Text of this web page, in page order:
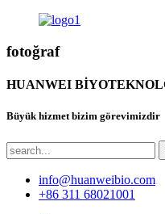
fotoğraf
HUANWEI
Büyük hizmet bizim görevimizdir
info@huanweibio.com
+86 311 68021001